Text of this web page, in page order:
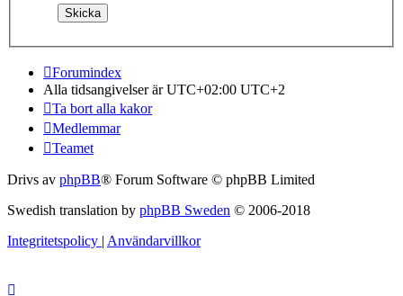
Forumindex
Alla tidsangivelser är UTC+02:00 UTC+2
Ta bort alla kakor
Medlemmar
Teamet
Drivs av phpBB® Forum Software © phpBB Limited
Swedish translation by phpBB Sweden © 2006-2018
Integritetspolicy | Användarvillkor